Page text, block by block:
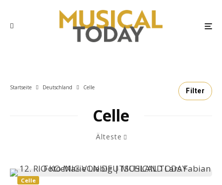
Startseite Deutschland Celle Filter
Celle
Älteste
Celle